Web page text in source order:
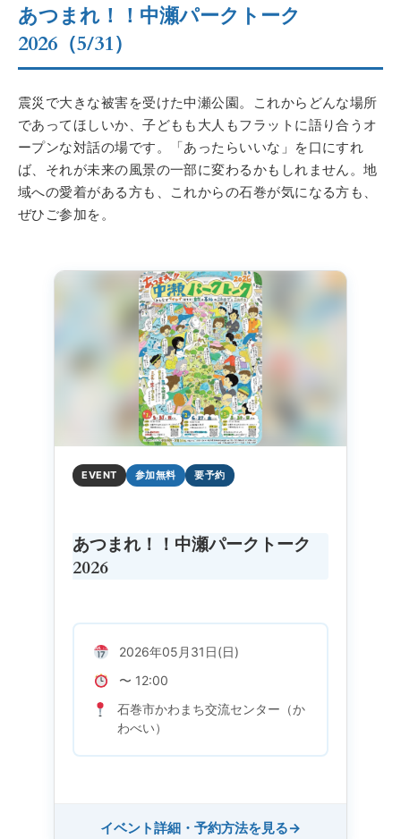
あつまれ！！中瀬パークトーク
2026（5/31）
震災で大きな被害を受けた中瀬公園。これからどんな場所
であってほしいか、子どもも大人もフラットに語り合うオ
ープンな対話の場です。「あったらいいな」を口にすれ
ば、それが未来の風景の一部に変わるかもしれません。地
域への愛着がある方も、これからの石巻が気になる方も、
ぜひご参加を。
EVENT 参加無料 要予約
あつまれ！！中瀬パークトーク
2026
2026年05月31日(日)
〜 12:00
石巻市かわまち交流センター（か
わべい）
イベント詳細・予約方法を見る→